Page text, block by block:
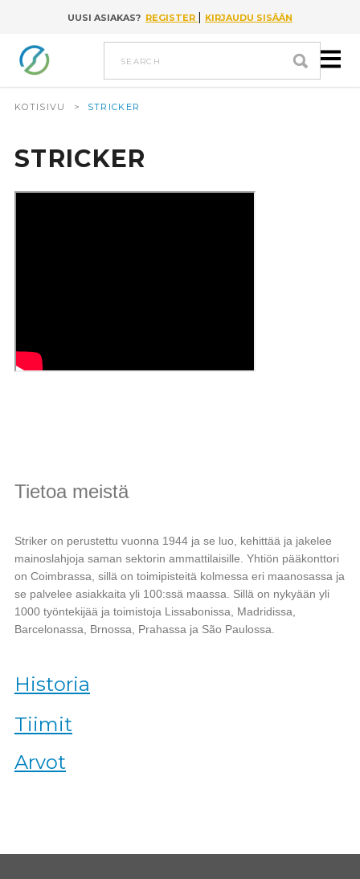
Go to content
UUSI ASIAKAS? REGISTER | KIRJAUDU SISÄÄN
search
KOTISIVU > STRICKER
STRICKER
Tietoa meistä
Striker on perustettu vuonna 1944 ja se luo, kehittää ja jakelee
mainoslahjoja saman sektorin ammattilaisille. Yhtiön pääkonttori
on Coimbrassa, sillä on toimipisteitä kolmessa eri maanosassa ja
se palvelee asiakkaita yli 100:ssä maassa. Sillä on nykyään yli
1000 työntekijää ja toimistoja Lissabonissa, Madridissa,
Barcelonassa, Brnossa, Prahassa ja São Paulossa.
Historia
Tiimit
Arvot